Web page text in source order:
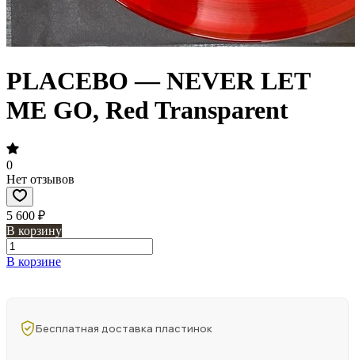
PLACEBO — NEVER LET
ME GO, Red Transparent
0
Нет отзывов
5 600 ₽
В корзину
В корзине
Бесплатная доставка пластинок